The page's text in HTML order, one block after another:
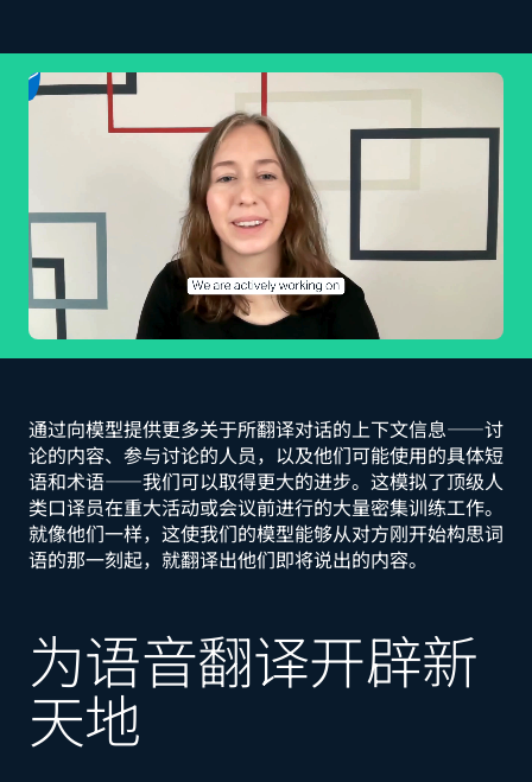
通过向模型提供更多关于所翻译对话的上下文信息——讨
论的内容、参与讨论的人员，以及他们可能使用的具体短
语和术语——我们可以取得更大的进步。这模拟了顶级人
类口译员在重大活动或会议前进行的大量密集训练工作。
就像他们一样，这使我们的模型能够从对方刚开始构思词
语的那一刻起，就翻译出他们即将说出的内容。
为语音翻译开辟新
天地